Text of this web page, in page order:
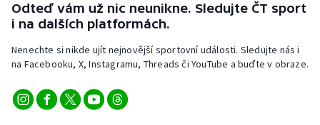
Odteď vám už nic neunikne. Sledujte ČT sport
i na dalších platformách.
Nenechte si nikde ujít nejnovější sportovní události. Sledujte nás i
na Facebooku, X, Instagramu, Threads či YouTube a buďte v obraze.